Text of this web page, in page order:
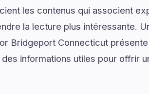
les contenus qui associent
la lecture plus intéressante.
Bridgeport Connecticut
informations utiles pour offrir